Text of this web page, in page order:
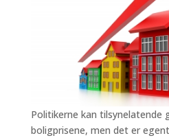
Politikerne kan tilsynelatende
boligprisene, men det er